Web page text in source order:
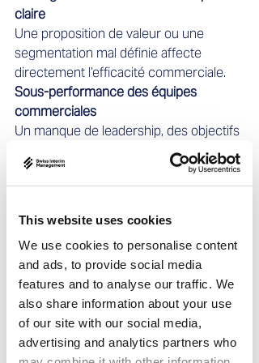
This website uses cookies
We use cookies to personalise content
and ads, to provide social media
features and to analyse our traffic. We
also share information about your use
of our site with our social media,
advertising and analytics partners who
claire
Une proposition de valeur ou une
segmentation mal définie affecte
directement l’efficacité commerciale.
Sous-performance des équipes
commerciales
Un manque de leadership, des objectifs
flous ou des systèmes d’incitation
inadaptés nuisent à l’engagement et
aux résultats.
commerciale
Les départs soudains de dirigeants
créent des vides managériaux qui
freinent les initiatives commerciales.
Comment le Sales